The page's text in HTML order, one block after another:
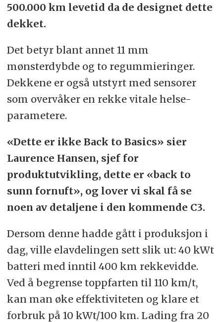
500.000 km levetid da de designet dette
dekket.
Det betyr blant annet 11 mm
mønsterdybde og to regummieringer.
Dekkene er også utstyrt med sensorer
som overvåker en rekke vitale helse-
parametere.
«Dette er ikke Back to Basics» sier
Laurence Hansen, sjef for
produktutvikling, dette er «back to
sunn fornuft», og lover vi skal få se
noen av detaljene i den kommende C3.
Dersom denne hadde gått i produksjon i
dag, ville elavdelingen sett slik ut: 40 kWt
batteri med inntil 400 km rekkevidde.
Ved å begrense toppfarten til 110 km/t,
kan man øke effektiviteten og klare et
forbruk på 10 kWt/100 km. Lading fra 20